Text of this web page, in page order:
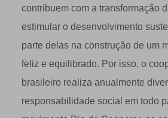
contribuem com a transformação
estimular o desenvolvimento
parte delas na construção de um
feliz e equilibrado. Por isso, o
brasileiro realiza anualmente
responsabilidade social em todo